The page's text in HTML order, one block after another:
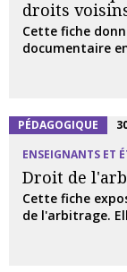
droits
Cette fiche
documentaire
PÉDAGOGIQUE
ENSEIGNANTS ET
Droit de
Cette fiche
de l'arbitrage.